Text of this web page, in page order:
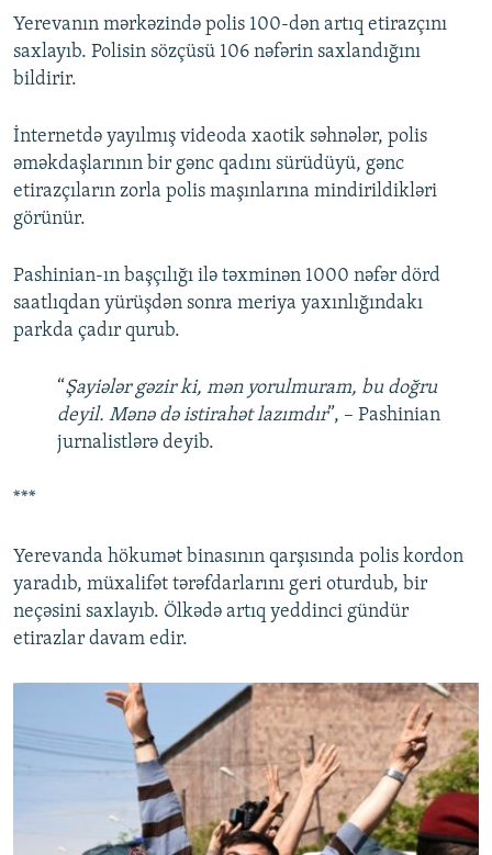
Yerevanın mərkəzində polis 100-dən artıq etirazçını
saxlayıb. Polisin sözçüsü 106 nəfərin saxlandığını
bildirir.
İnternetdə yayılmış videoda xaotik səhnələr, polis
əməkdaşlarının bir gənc qadını sürüdüyü, gənc
etirazçıların zorla polis maşınlarına mindirildikləri
görünür.
Pashinian-ın başçılığı ilə təxminən 1000 nəfər dörd
saatlıqdan yürüşdən sonra meriya yaxınlığındakı
parkda çadır qurub.
“Şayiələr gəzir ki, mən yorulmuram, bu doğru
deyil. Mənə də istirahət lazımdır”, – Pashinian
jurnalistlərə deyib.
***
Yerevanda hökumət binasının qarşısında polis kordon
yaradıb, müxalifət tərəfdarlarını geri oturdub, bir
neçəsini saxlayıb. Ölkədə artıq yeddinci gündür
etirazlar davam edir.